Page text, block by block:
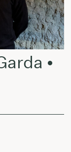
•